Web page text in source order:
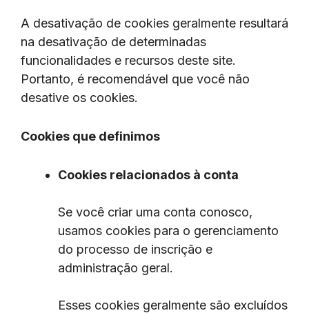
A desativação de cookies geralmente resultará
na desativação de determinadas
funcionalidades e recursos deste site.
Portanto, é recomendável que você não
desative os cookies.
Cookies que definimos
Cookies relacionados à conta
Se você criar uma conta conosco,
usamos cookies para o gerenciamento
do processo de inscrição e
administração geral.
Esses cookies geralmente são excluídos